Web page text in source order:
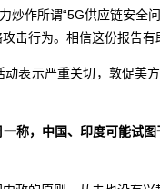
炒作所谓“5G供应链安
击行为。相信这份报告有
表示严重关切，敦促美
称，中国、印度可能试图